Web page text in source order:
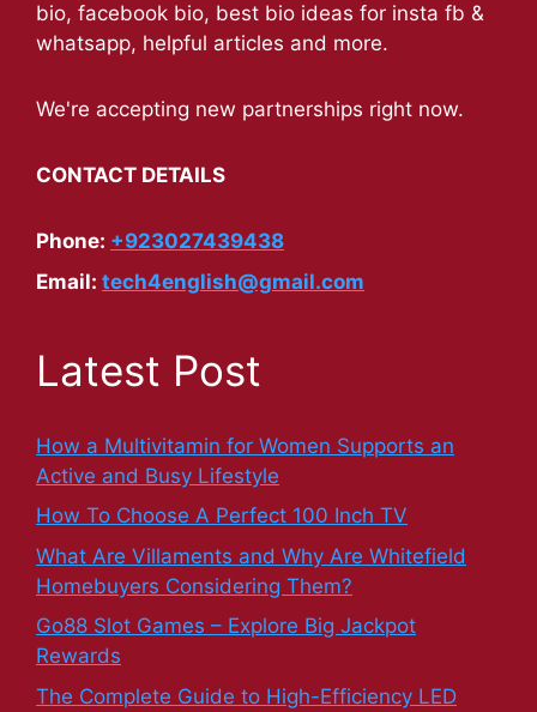
bio, facebook bio, best bio ideas for insta fb &
whatsapp, helpful articles and more.
We're accepting new partnerships right now.
CONTACT DETAILS
Phone: +923027439438
Email: tech4english@gmail.com
Latest Post
How a Multivitamin for Women Supports an
Active and Busy Lifestyle
How To Choose A Perfect 100 Inch TV
What Are Villaments and Why Are Whitefield
Homebuyers Considering Them?
Go88 Slot Games – Explore Big Jackpot
Rewards
The Complete Guide to High-Efficiency LED